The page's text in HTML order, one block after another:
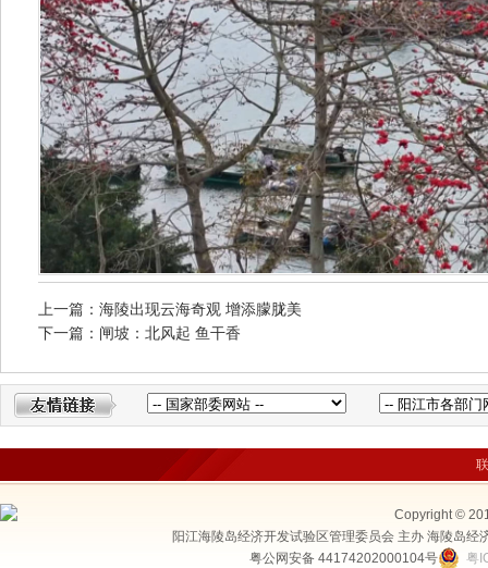
上一篇：海陵出现云海奇观 增添朦胧美
下一篇：闸坡：北风起 鱼干香
Copyright ©
阳江海陵岛经济开发试验区管理委员会 主办 海陵岛
粤公网安备 44174202000104号
粤